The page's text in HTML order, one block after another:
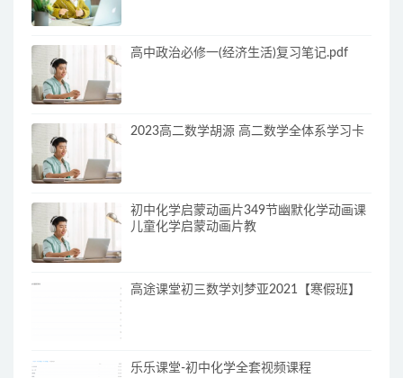
高中政治必修一(经济生活)复习笔记.pdf
2023高二数学胡源 高二数学全体系学习卡
初中化学启蒙动画片349节幽默化学动画课
儿童化学启蒙动画片教
高途课堂初三数学刘梦亚2021【寒假班】
乐乐课堂-初中化学全套视频课程